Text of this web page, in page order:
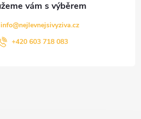
info@nejlevnejsivyziva.cz
+420 603 718 083